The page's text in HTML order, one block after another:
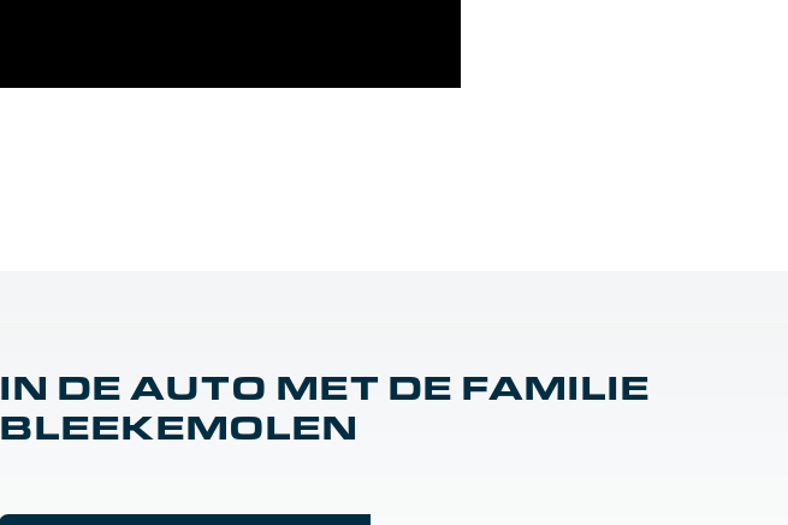
IN DE AUTO MET DE FAMILIE
BLEEKEMOLEN